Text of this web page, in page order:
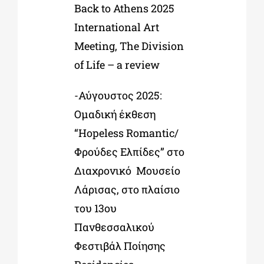
Back to Athens 2025
International Art
Meeting, The Division
of Life – a review
-Αύγουστος 2025:
Ομαδική έκθεση
“Hopeless Romantic/
Φρούδες Ελπίδες” στο
Διαχρονικό Μουσείο
Λάρισας, στο πλαίσιο
του 13ου
Πανθεσσαλικού
Φεστιβάλ Ποίησης